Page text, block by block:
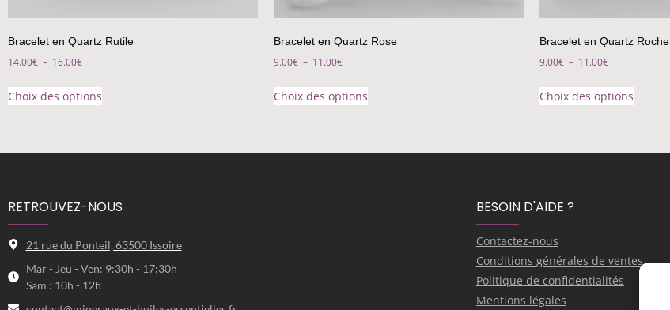
Bracelet en Quartz Rutile
14.00€ – 16.00€
Choix des options
Bracelet en Quartz Rose
9.00€ – 11.00€
Choix des options
Bracelet en Quartz Roche
9.00€ – 11.00€
Choix des options
RETROUVEZ-NOUS
21 rue du Ponteil, 63500 Issoire
Mar - Jeu - Ven: 9:30h - 17:30h
Sam : 10h - 12h
BESOIN D'AIDE ?
Contactez-nous
Conditions générales de ventes
Politique de confidentialités
Mentions légales